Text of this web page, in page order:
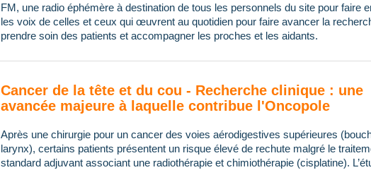
FM, une radio éphémère à destination de tous les personnels du site pour faire
les voix de celles et ceux qui œuvrent au quotidien pour faire avancer la
prendre soin des patients et accompagner les proches et les aidants.
Cancer de la tête et du cou - Recherche clinique : une
avancée majeure à laquelle contribue l'Oncopole
Après une chirurgie pour un cancer des voies aérodigestives supérieures
larynx), certains patients présentent un risque élevé de rechute malgré le
standard adjuvant associant une radiothérapie et chimiothérapie (cisplatine).